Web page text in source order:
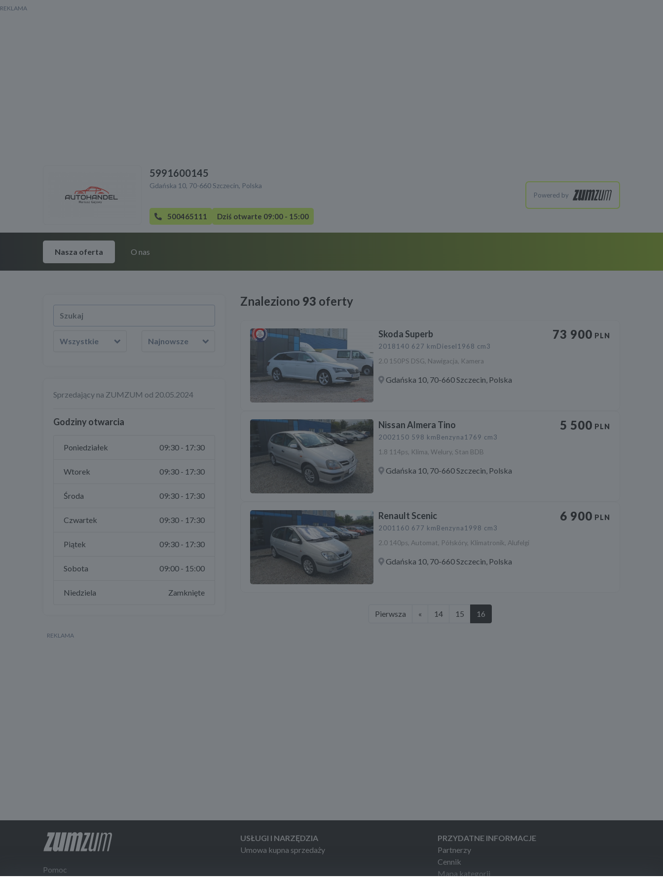
5991600145
Gdańska 10, 70-660 Szczecin, Polska
500465111 Dziś otwarte 09:00 - 15:00
Powered by
Nasza oferta O nas
Wszystkie Najnowsze
Sprzedający na ZUMZUM od 20.05.2024
Godziny otwarcia
Poniedziałek 09:30 - 17:30
Wtorek 09:30 - 17:30
Środa 09:30 - 17:30
Czwartek 09:30 - 17:30
Piątek 09:30 - 17:30
Sobota 09:00 - 15:00
Niedziela Zamknięte
Znaleziono 93 oferty
Skoda Superb
2018140 627 kmDiesel1968 cm3
2.0 150PS DSG, Nawigacja, Kamera
Gdańska 10, 70-660 Szczecin, Polska
73 900 PLN
Nissan Almera Tino
2002150 598 kmBenzyna1769 cm3
1.8 114ps, Klima, Welury, Stan BDB
Gdańska 10, 70-660 Szczecin, Polska
5 500 PLN
Renault Scenic
2001160 677 kmBenzyna1998 cm3
2.0 140ps, Automat, Półskóry, Klimatronik, Alufelgi
Gdańska 10, 70-660 Szczecin, Polska
6 900 PLN
Pierwsza « 14 15 16
Pomoc
USŁUGI I NARZĘDZIA
Umowa kupna sprzedaży
PRZYDATNE INFORMACJE
Partnerzy
Cennik
Mapa kategorii